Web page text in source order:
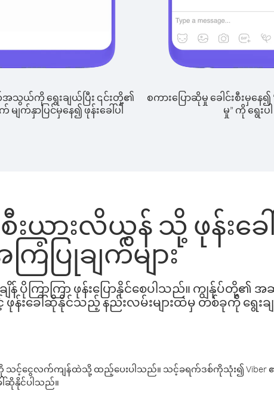
သွယ်ကို ရွေးချယ်ပြီး ၎င်းတို့၏
က်နှာပြင်မှနေ၍ ဖုန်းခေါ်ပါ
စကားပြောဆိုမှု ခေါင်းစီးမှနေ၍
မှု” ကို ရွေးပါ
းယားလိယွန် သို့ ဖုန်းခေ
ပြုချက်များ
ပိုကြာကြာ ဖုန်းပြောနိုင်စေပါသည်။ ကျွန်ုပ်တို့၏
ဖုန်းခေါ်ဆိုနိုင်သည့် နည်းလမ်းများထဲမှ တစ်ခုကို ရွေးခ
သင့်ငွေလက်ကျန်ထဲသို့ ထည့်ပေးပါသည်။ သင့်ခရက်ဒစ်ကိုသုံး၍ Viber
ါ်ဆိုနိုင်ပါသည်။